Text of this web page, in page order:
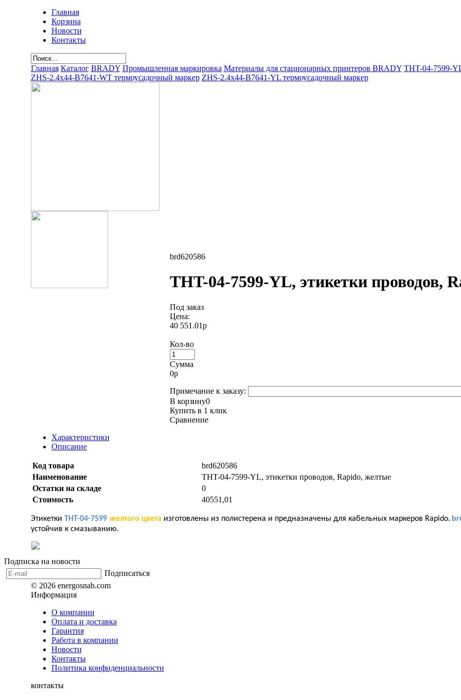
Главная
Корзина
Новости
Контакты
Главная Каталог BRADY Промышленная маркировка Материалы для стационарных принтеров BRADY THT-04-7599-
ZHS-2.4x44-B7641-WT термоусадочный маркер ZHS-2.4x44-B7641-YL термоусадочный маркер
brd620586
THT-04-7599-YL, этикетки проводов,
Под заказ
Цена:
40 551.01р
Кол-во
Сумма
0р
Примечание к заказу:
В корзину0
Купить в 1 клик
Сравнение
Характеристики
Описание
Код товара
brd620586
Наименование
THT-04-7599-YL, этикетки проводов, Rapido, желтые
Остатки на складе
0
Стоимость
40551,01
Этикетки THT-04-7599 желтого цвета изготовлены из полистерена и предназначены для кабельных маркеров Rapido.
устойчив к смазыванию.
Подписка на новости
Подписаться
© 2026 energosnab.com
Информация
О компании
Оплата и доставка
Гарантия
Работа в компании
Новости
Контакты
Политика конфиденциальности
контакты